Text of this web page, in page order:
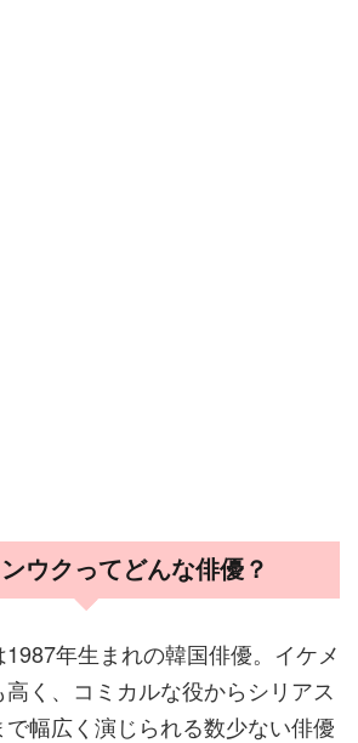
ウクってどんな俳優？
年生まれの韓国俳優。イケメ
く、コミカルな役からシリアス
幅広く演じられる数少ない俳優